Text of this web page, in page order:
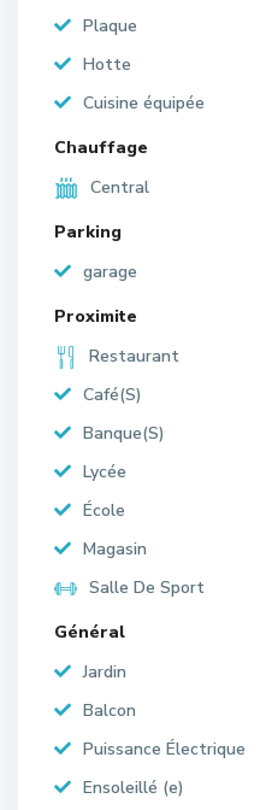
Plaque
Hotte
Cuisine équipée
Chauffage
Central
Parking
garage
Proximite
Restaurant
Café(S)
Banque(S)
Lycée
École
Magasin
Salle De Sport
Général
Jardin
Balcon
Puissance Électrique
Ensoleillé (e)